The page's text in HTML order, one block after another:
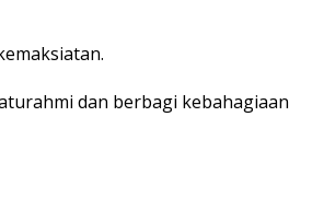
dan berbagi kebahagiaan